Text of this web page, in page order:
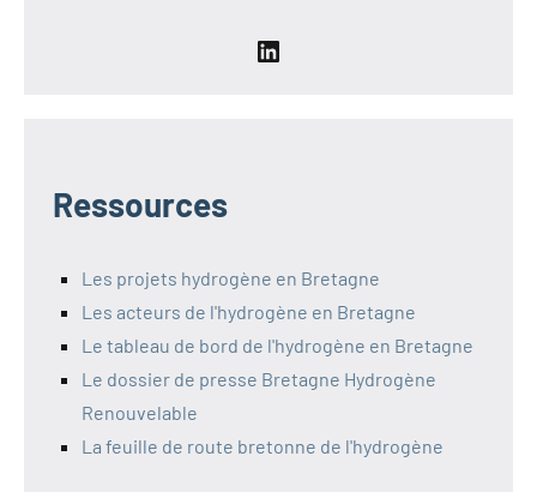
LinkedIn
Ressources
Les projets hydrogène en Bretagne
Les acteurs de l'hydrogène en Bretagne
Le tableau de bord de l'hydrogène en Bretagne
Le dossier de presse Bretagne Hydrogène
Renouvelable
La feuille de route bretonne de l'hydrogène